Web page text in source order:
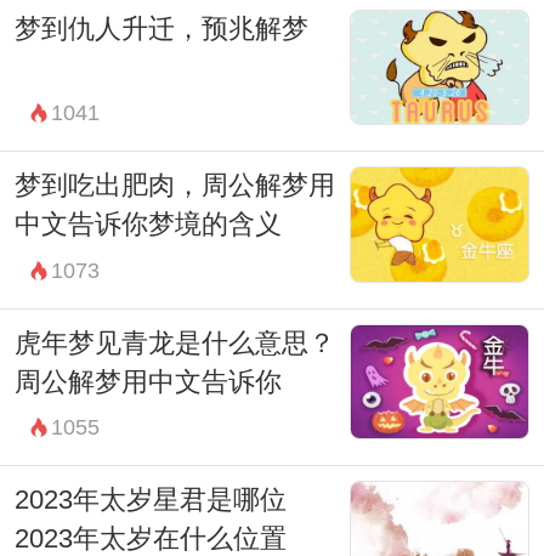
梦到仇人升迁，预兆解梦
1041
梦到吃出肥肉，周公解梦用
中文告诉你梦境的含义
1073
虎年梦见青龙是什么意思？
周公解梦用中文告诉你
1055
2023年太岁星君是哪位
2023年太岁在什么位置